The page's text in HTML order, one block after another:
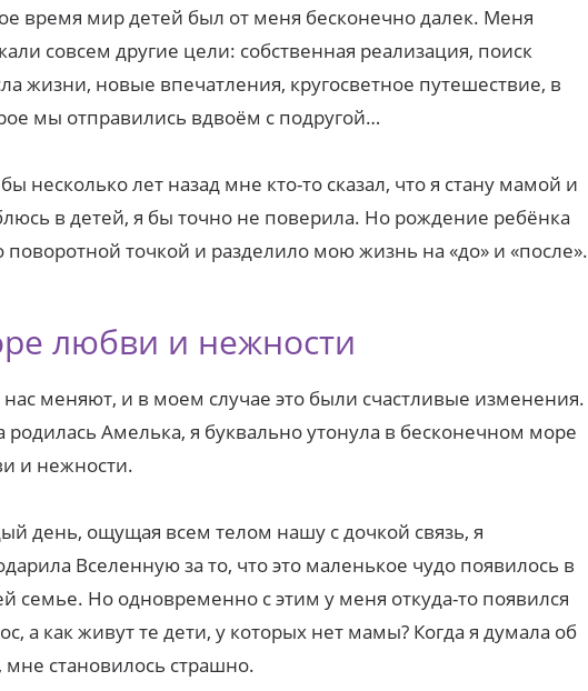
время мир детей был от меня бесконечно далек. Меня
совсем другие цели: собственная реализация, поиск
жизни, новые впечатления, кругосветное путешествие, в
мы отправились вдвоём с подругой…
несколько лет назад мне кто-то сказал, что я стану мамой и
в детей, я бы точно не поверила. Но рождение ребёнка
поворотной точкой и разделило мою жизнь на «до» и «после».
любви и нежности
меняют, и в моем случае это были счастливые изменения.
родилась Амелька, я буквально утонула в бесконечном море
и нежности.
день, ощущая всем телом нашу с дочкой связь, я
Вселенную за то, что это маленькое чудо появилось в
семье. Но одновременно с этим у меня откуда-то появился
а как живут те дети, у которых нет мамы? Когда я думала об
мне становилось страшно.